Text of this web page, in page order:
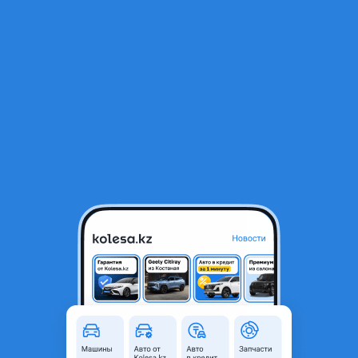
3
Компрессор кондиционера от Опель
Зафира а снятый с работающей
автомашины
Шымкент
Генератор на Opel.